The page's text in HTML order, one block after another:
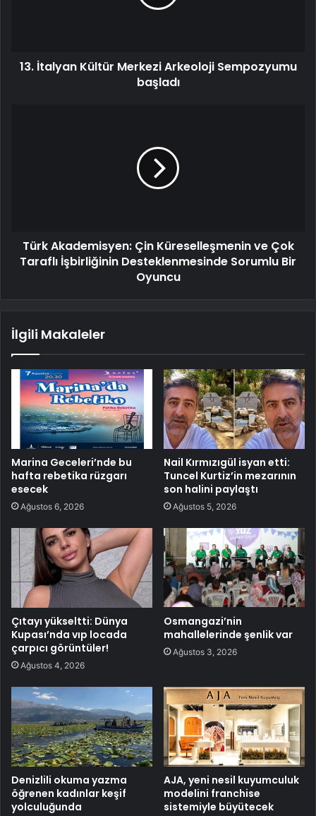
13. İtalyan Kültür Merkezi Arkeoloji Sempozyumu
başladı
Türk Akademisyen: Çin Küreselleşmenin ve Çok
Taraflı İşbirliğinin Desteklenmesinde Sorumlu Bir
Oyuncu
İlgili Makaleler
Marina Geceleri’nde bu
hafta rebetika rüzgarı
esecek
Ağustos 6, 2026
Nail Kırmızıgül isyan etti:
Tuncel Kurtiz’in mezarının
son halini paylaştı
Ağustos 5, 2026
Çıtayı yükseltti: Dünya
Kupası’nda vıp locada
çarpıcı görüntüler!
Ağustos 4, 2026
Osmangazi’nin
mahallelerinde şenlik var
Ağustos 3, 2026
Denizlili okuma yazma
öğrenen kadınlar keşif
yolculuğunda
AJA, yeni nesil kuyumculuk
modelini franchise
sistemiyle büyütecek